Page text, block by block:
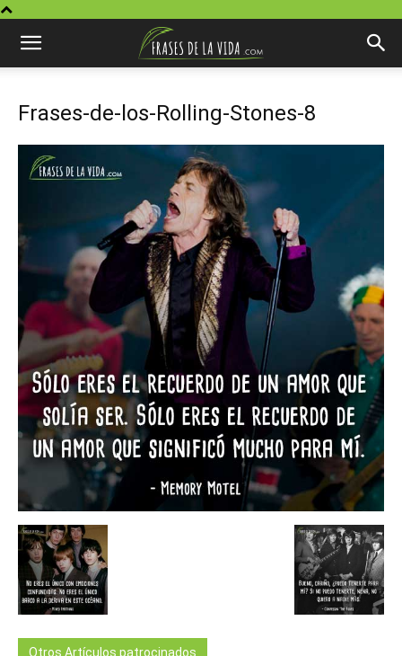
Frases-de-los-Rolling-Stones-8
Otros Artículos patrocinados